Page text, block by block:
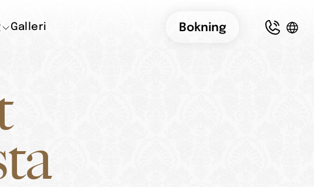
Galleri Bokning